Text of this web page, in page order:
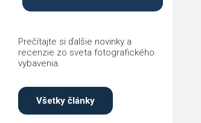
Prečítajte si ďalšie novinky a
recenzie zo sveta fotografického
vybavenia.
Všetky články